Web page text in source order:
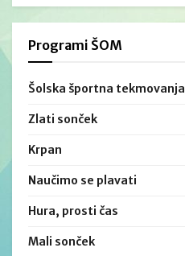
Programi ŠOM
Šolska športna tekmovanja
Zlati sonček
Krpan
Naučimo se plavati
Hura, prosti čas
Mali sonček